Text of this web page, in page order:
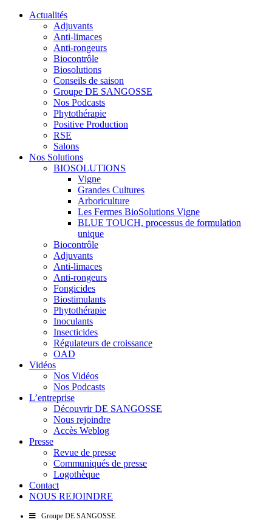
Actualités
Adjuvants
Anti-limaces
Anti-rongeurs
Biocontrôle
Biosolutions
Conseils de saison
Groupe DE SANGOSSE
Nos Podcasts
Phytothérapie
Positive Production
RSE
Salons
Nos Solutions
BIOSOLUTIONS
Vigne
Grandes Cultures
Arboriculture
Les Fermes BioSolutions Vigne
BLUE TOUCH, processus de formulation
unique
Biocontrôle
Adjuvants
Anti-limaces
Anti-rongeurs
Fongicides
Biostimulants
Phytothérapie
Inoculants
Insecticides
Régulateurs de croissance
OAD
Vidéos
Nos Vidéos
Nos Podcasts
L’entreprise
Découvrir DE SANGOSSE
Nous rejoindre
Accès Weblog
Presse
Revue de presse
Communiqués de presse
Logothèque
Contact
NOUS REJOINDRE
Groupe DE SANGOSSE